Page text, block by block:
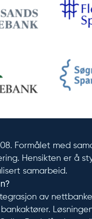
Formålet med
Hensikten er å
samarbeid.
av